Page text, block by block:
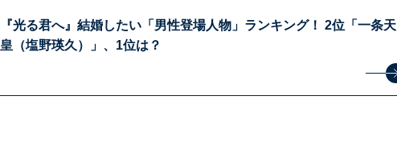
『光る君へ』結婚したい「男性登場人物」ランキング！ 2位「一条天
皇（塩野瑛久）」、1位は？